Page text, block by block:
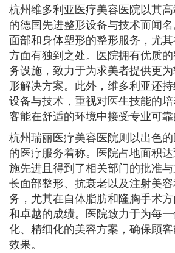
杭州维多利亚医疗美容医院以其
的德国先进整形设备与技术而闻
面部和身体塑形的整形服务，尤
方面有独到之处。医院拥有优质
务设施，致力于为求美者提供更
形解决方案。此外，维多利亚还
设备与技术，重视对医生技能的
客能在舒适的环境中接受专业可靠
杭州瑞丽医疗美容医院则以出色
的医疗服务着称。医院占地面积
施先进且得到了相关部门的批准
长面部整形、抗衰老以及注射美
务，尤其在自体脂肪和隆胸手术
和卓越的成绩。医院致力于为每
化、精细化的美容方案，确保顾
效果。